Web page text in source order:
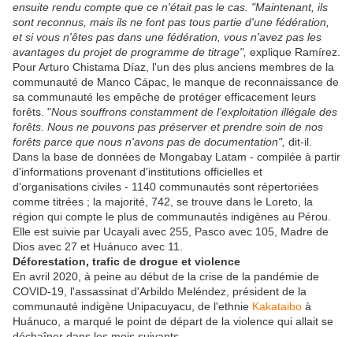
ensuite rendu compte que ce n'était pas le cas. "Maintenant, ils
sont reconnus, mais ils ne font pas tous partie d'une fédération,
et si vous n'êtes pas dans une fédération, vous n'avez pas les
avantages du projet de programme de titrage", explique Ramírez.
Pour Arturo Chistama Díaz, l'un des plus anciens membres de la
communauté de Manco Cápac, le manque de reconnaissance de
sa communauté les empêche de protéger efficacement leurs
forêts. "Nous souffrons constamment de l'exploitation illégale des
forêts. Nous ne pouvons pas préserver et prendre soin de nos
forêts parce que nous n'avons pas de documentation", dit-il.
Dans la base de données de Mongabay Latam - compilée à partir
d'informations provenant d'institutions officielles et
d'organisations civiles - 1140 communautés sont répertoriées
comme titrées ; la majorité, 742, se trouve dans le Loreto, la
région qui compte le plus de communautés indigènes au Pérou.
Elle est suivie par Ucayali avec 255, Pasco avec 105, Madre de
Dios avec 27 et Huánuco avec 11.
Déforestation, trafic de drogue et violence
En avril 2020, à peine au début de la crise de la pandémie de
COVID-19, l'assassinat d'Arbildo Meléndez, président de la
communauté indigène Unipacuyacu, de l'ethnie Kakataibo à
Huánuco, a marqué le point de départ de la violence qui allait se